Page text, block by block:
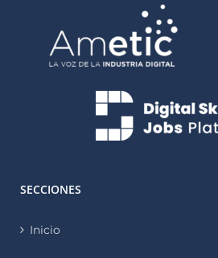
SECCIONES
Inicio